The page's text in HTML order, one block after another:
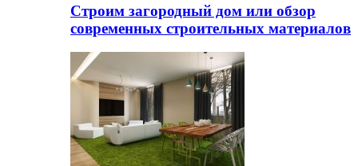
Строим загородный дом или обзор
современных строительных материалов